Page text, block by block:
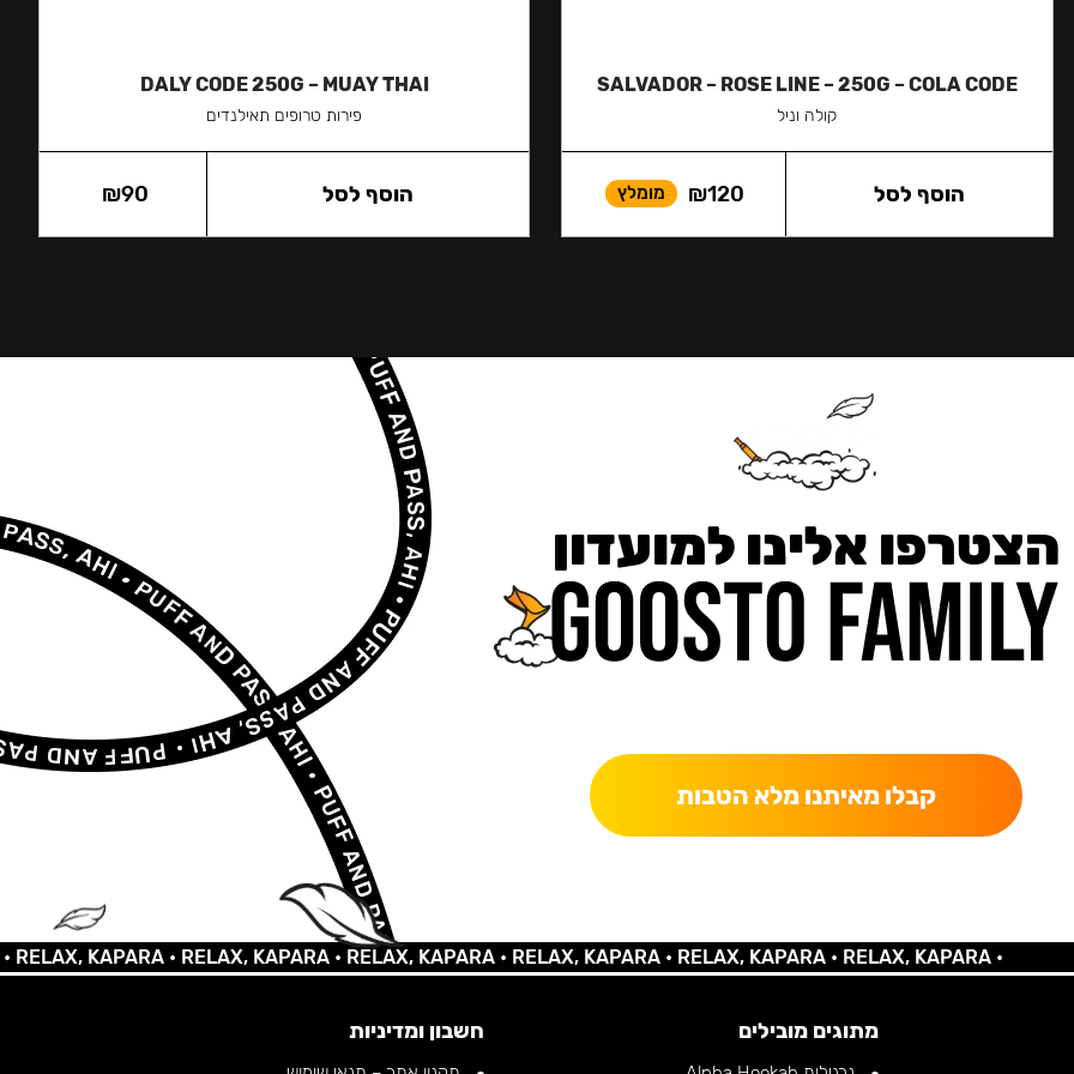
SALVADOR – ROSE LINE – 250G – COLA CODE
קולה וניל
₪120 מומלץ הוסף לסל
DALY CODE 250G – MUAY THAI
פירות טרופים תאילנדים
₪90 הוסף לסל
הצטרפו אלינו למועדון
קבלו מאיתנו מלא הטבות
KAPARA •RELAX, KAPARA •RELAX, KAPARA •RELAX, KAPARA •RELAX, KAPARA •RELAX, KAPARA •
מתוגים מובילים חשבון ומדיניות